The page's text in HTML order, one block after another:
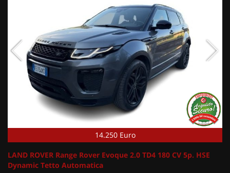
14.250 Euro
LAND ROVER Range Rover Evoque 2.0 TD4 180 CV 5p. HSE
Dynamic Tetto Automatica